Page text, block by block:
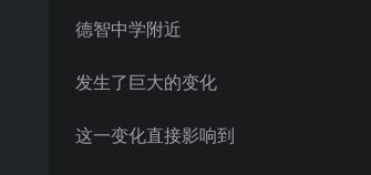
德智中学附近
发生了巨大的变化
这一变化直接影响到